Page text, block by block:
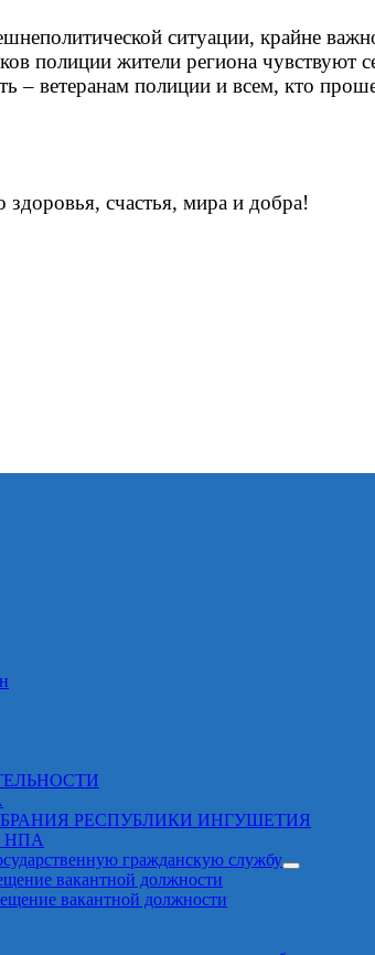
ситуации, крайне
полиции жители региона
– ветеранам полиции и всем, кто
счастья, мира и добра!
РЕСПУБЛИКИ ИНГУШЕТИЯ
НПА
гражданскую службу
вакантной должности
вакантной должности